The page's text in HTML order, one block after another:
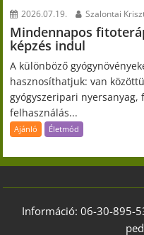
2026.07.19. Szalontai
Mindennapos
képzés indul
A különböző
hasznosíthatjuk: van
gyógyszeripari nyersanyag,
felhasználás...
Ajánló Életmód
Információ: 06-30-895-